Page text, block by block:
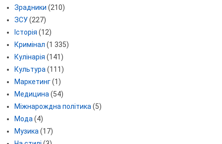
Зрадники (210)
ЗСУ(227)
Історія (12)
Кримінал (1 335)
Кулінарія (141)
Культура (111)
Маркетинг(1)
Медицина (54)
Міжнарождна політика (5)
Мода (4)
Музика (17)